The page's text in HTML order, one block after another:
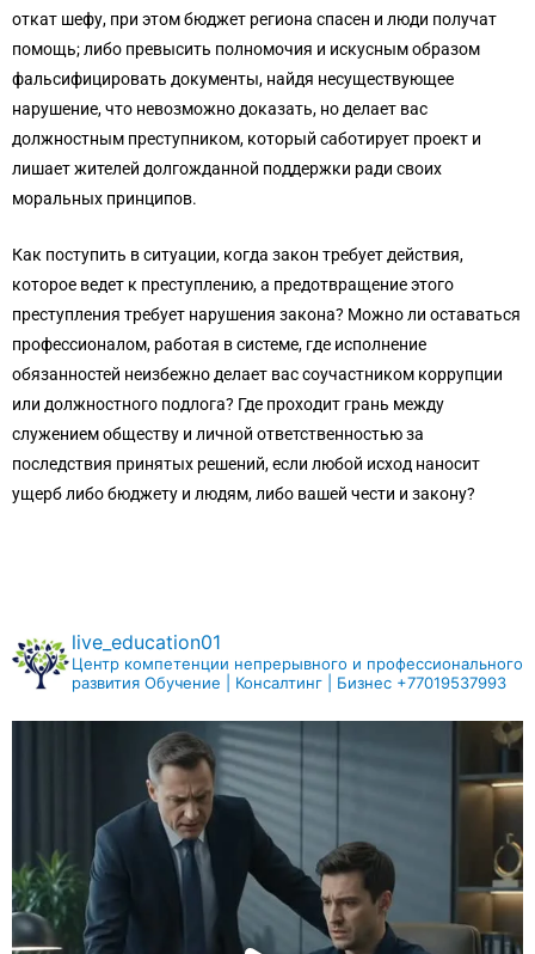
откат шефу, при этом бюджет региона спасен и люди получат
помощь; либо превысить полномочия и искусным образом
фальсифицировать документы, найдя несуществующее
нарушение, что невозможно доказать, но делает вас
должностным преступником, который саботирует проект и
лишает жителей долгожданной поддержки ради своих
моральных принципов.
Как поступить в ситуации, когда закон требует действия,
которое ведет к преступлению, а предотвращение этого
преступления требует нарушения закона? Можно ли оставаться
профессионалом, работая в системе, где исполнение
обязанностей неизбежно делает вас соучастником коррупции
или должностного подлога? Где проходит грань между
служением обществу и личной ответственностью за
последствия принятых решений, если любой исход наносит
ущерб либо бюджету и людям, либо вашей чести и закону?
live_education01
Центр компетенции непрерывного и профессионального
развития Обучение | Консалтинг | Бизнес +77019537993